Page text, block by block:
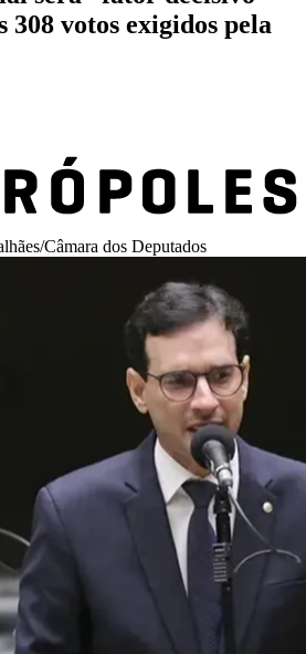
308 votos exigidos pela
Câmara dos Deputados